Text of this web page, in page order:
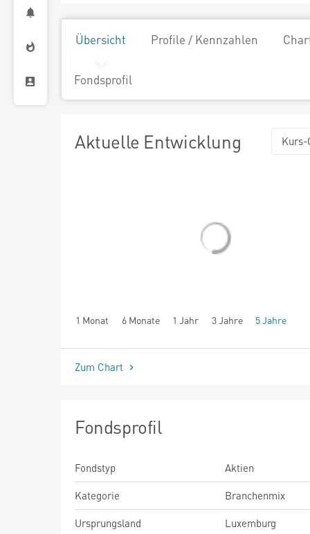
Übersicht Profile / Kennzahlen
Fondsprofil
Aktuelle Entwicklung Kurs-
1 Monat 6 Monate 1 Jahr 3 Jahre 5 Jahre
seit Beginn
Zum Chart
Fondsprofil
Fondstyp
Aktien
Kategorie
Branchenmix
Ursprungsland
Luxemburg